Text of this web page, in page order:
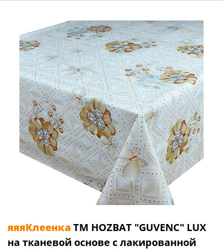
яяяКлеенкаTM HOZBAT "GUVENC" LUX
на тканевой основе с лакированной